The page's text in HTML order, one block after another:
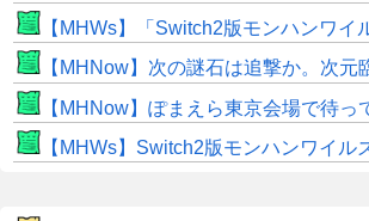
【MHWs】「Switch2版モンハンワイルズはDLSS
【MHNow】次の謎石は追撃か。次元臨界に使えない時点で闘
【MHNow】ぽまえら東京会場で待っ
【MHWs】Switch2版モンハンワイルズの